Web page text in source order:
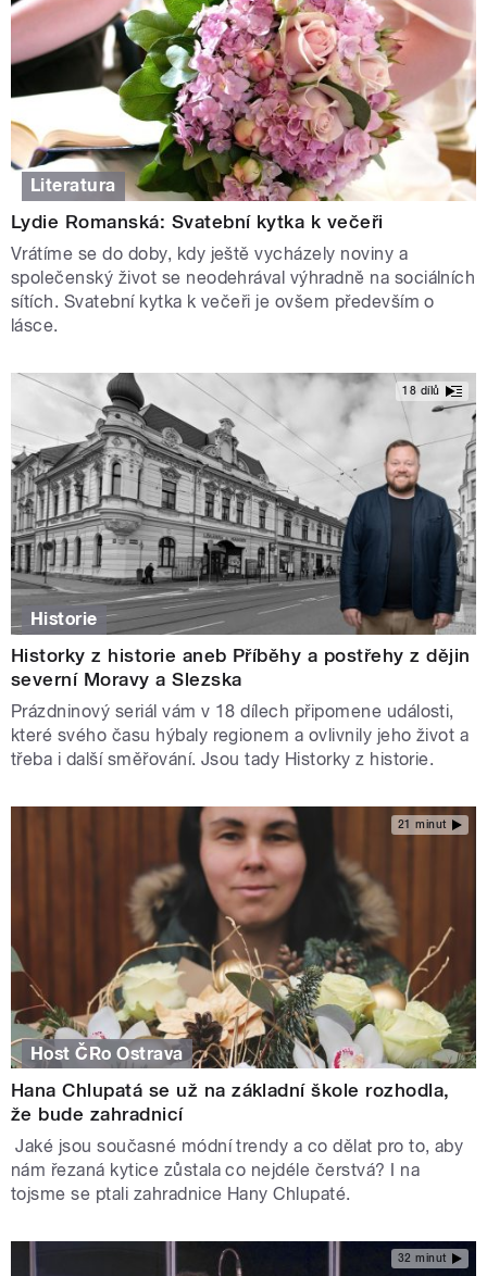
Literatura
Lydie Romanská: Svatební kytka k večeři
Vrátíme se do doby, kdy ještě vycházely noviny a
společenský život se neodehrával výhradně na sociálních
sítích. Svatební kytka k večeři je ovšem především o
lásce.
18 dílů
Historie
Historky z historie aneb Příběhy a postřehy z dějin
severní Moravy a Slezska
Prázdninový seriál vám v 18 dílech připomene události,
které svého času hýbaly regionem a ovlivnily jeho život a
třeba i další směřování. Jsou tady Historky z historie.
21 minut
Host ČRo Ostrava
Hana Chlupatá se už na základní škole rozhodla,
že bude zahradnicí
Jaké jsou současné módní trendy a co dělat pro to, aby
nám řezaná kytice zůstala co nejdéle čerstvá? I na
tojsme se ptali zahradnice Hany Chlupaté.
32 minut